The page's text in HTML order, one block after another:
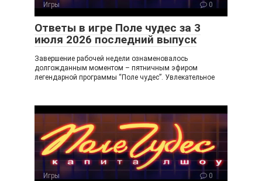
Игры 0
Ответы в игре Поле чудес за 3
июля 2026 последний выпуск
Завершение рабочей недели ознаменовалось
долгожданным моментом – пятничным эфиром
легендарной программы “Поле чудес”. Увлекательное
Игры 0